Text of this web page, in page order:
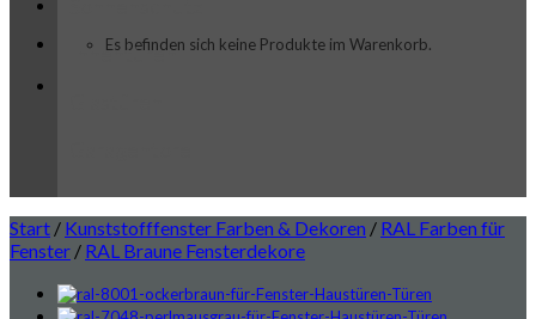
Es befinden sich keine Produkte im Warenkorb.
Innentüren
Start / Kunststofffenster Farben & Dekoren / RAL Farben für
Fenster / RAL Braune Fensterdekore